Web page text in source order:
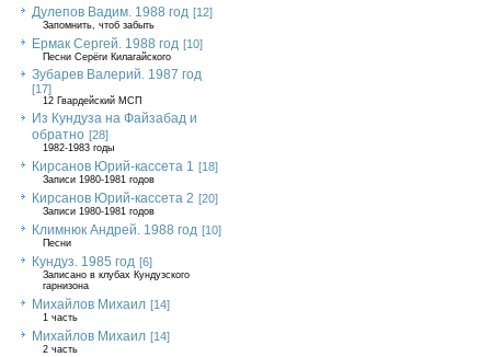
Дулепов Вадим. 1988 год [12]
Запомнить, чтоб забыть
Ермак Сергей. 1988 год [10]
Песни Серёги Килагайского
Зубарев Валерий. 1987 год
[17]
12 Гвардейский МСП
Из Кундуза на Файзабад и
обратно [28]
1982-1983 годы
Кирсанов Юрий-кассета 1 [18]
Записи 1980-1981 годов
Кирсанов Юрий-кассета 2 [20]
Записи 1980-1981 годов
Климнюк Андрей. 1988 год [10]
Песни
Кундуз. 1985 год [6]
Записано в клубах Кундузского
гарнизона
Михайлов Михаил [14]
1 часть
Михайлов Михаил [14]
2 часть